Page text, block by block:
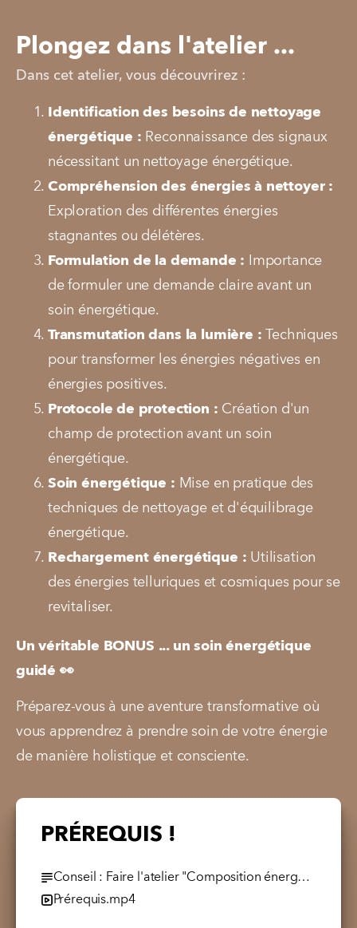
Plongez dans l'atelier ...
Dans cet atelier, vous découvrirez :
Identification des besoins de nettoyage
énergétique : Reconnaissance des signaux
nécessitant un nettoyage énergétique.
Compréhension des énergies à nettoyer :
Exploration des différentes énergies
stagnantes ou délétères.
Formulation de la demande : Importance
de formuler une demande claire avant un
soin énergétique.
Transmutation dans la lumière : Techniques
pour transformer les énergies négatives en
énergies positives.
Protocole de protection : Création d'un
champ de protection avant un soin
énergétique.
Soin énergétique : Mise en pratique des
techniques de nettoyage et d'équilibrage
énergétique.
Rechargement énergétique : Utilisation
des énergies telluriques et cosmiques pour se
revitaliser.
Un véritable BONUS ... un soin énergétique
guidé 👀
Préparez-vous à une aventure transformative où
vous apprendrez à prendre soin de votre énergie
de manière holistique et consciente.
PRÉREQUIS !
Conseil : Faire l'atelier "Composition énergétique" avant celui-ci
Prérequis.mp4